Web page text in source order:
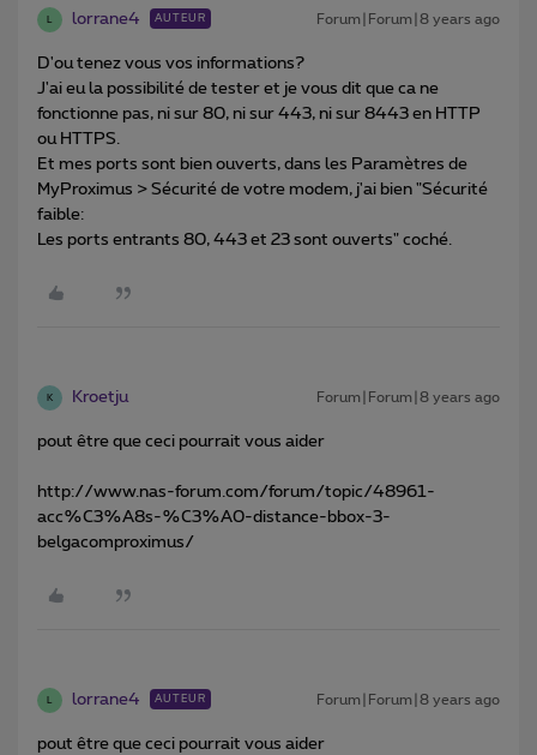
lorrane4 AUTEUR Forum|Forum|8 years ago
D'ou tenez vous vos informations?
J'ai eu la possibilité de tester et je vous dit que ca ne
fonctionne pas, ni sur 80, ni sur 443, ni sur 8443 en HTTP
ou HTTPS.
Et mes ports sont bien ouverts, dans les Paramètres de
MyProximus > Sécurité de votre modem, j'ai bien "Sécurité
faible:
Les ports entrants 80, 443 et 23 sont ouverts" coché.
K Kroetju Forum|Forum|8 years ago
pout être que ceci pourrait vous aider
http://www.nas-forum.com/forum/topic/48961-
acc%C3%A8s-%C3%A0-distance-bbox-3-
belgacomproximus/
lorrane4 AUTEUR Forum|Forum|8 years ago
pout être que ceci pourrait vous aider